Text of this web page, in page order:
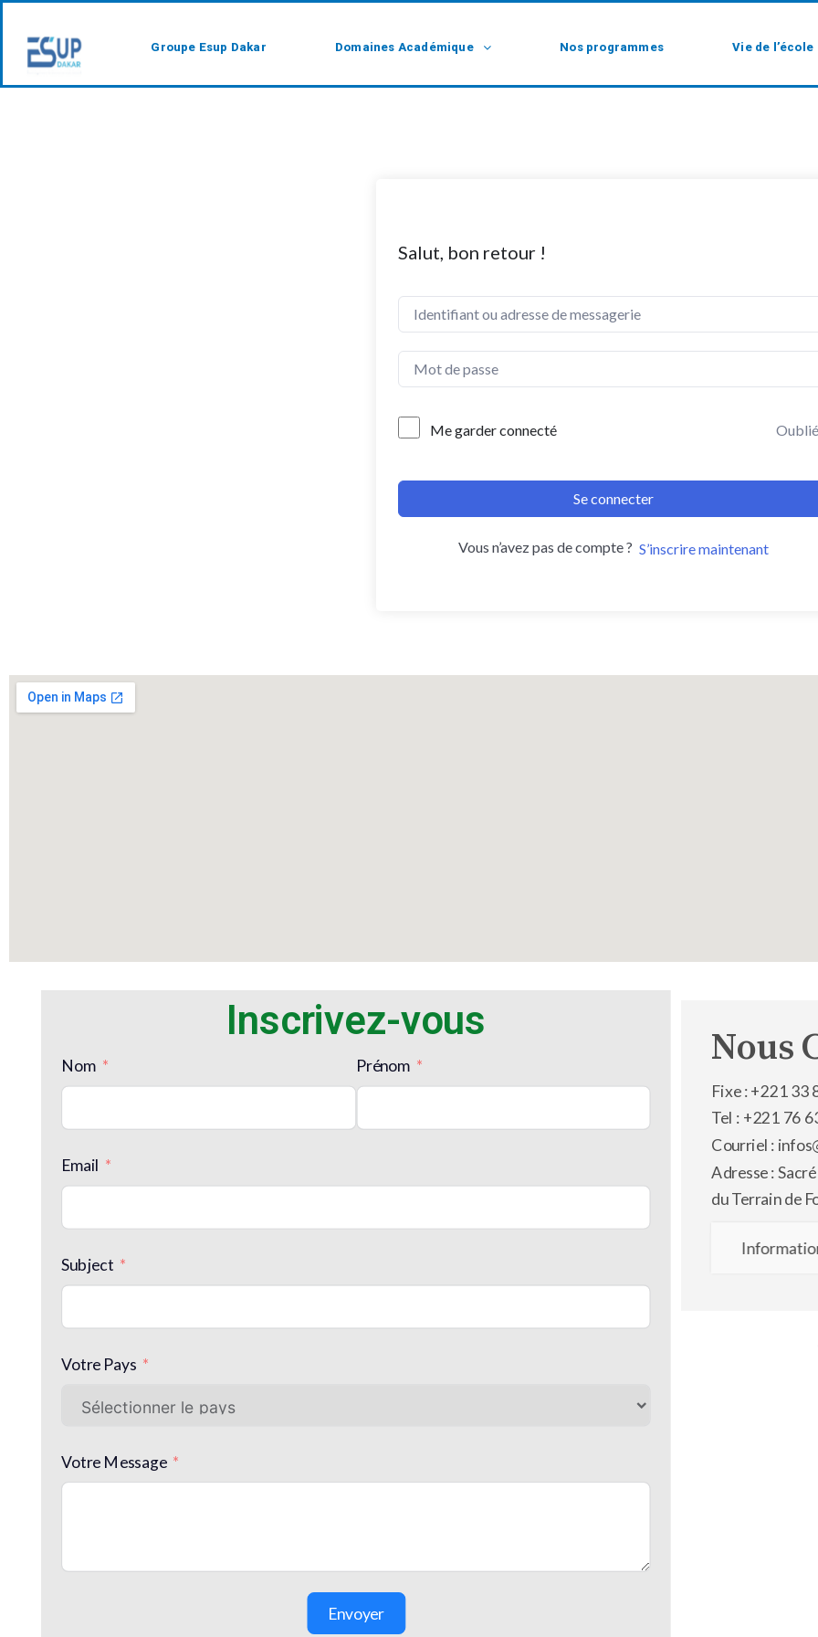
Groupe Esup Dakar Domaines Académique Nos programmes Vie de l’école
Salut, bon retour !
Me garder connecté
Se connecter
Vous n’avez pas de compte ? S’inscrire maintenant
Inscrivez-vous
Nom Prénom
Email
Subject
Votre Pays
Votre Message
Envoyer
Nous
Fixe : +221 33
Tel : +221 76
Courriel :
Adresse :
du Terrain de